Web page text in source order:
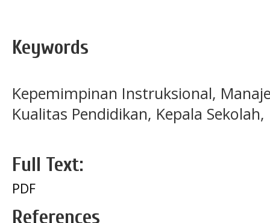
Keywords
Kepemimpinan Instruksional,
Kualitas Pendidikan, Kepala
Full Text:
PDF
References